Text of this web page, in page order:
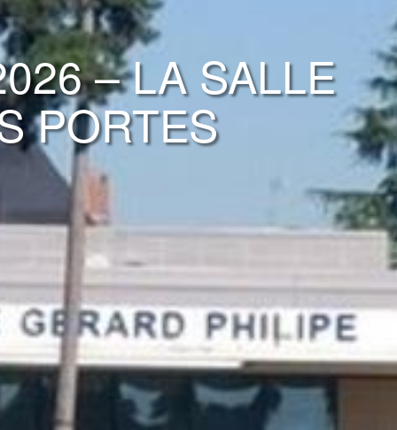
– LA SALLE
PORTES